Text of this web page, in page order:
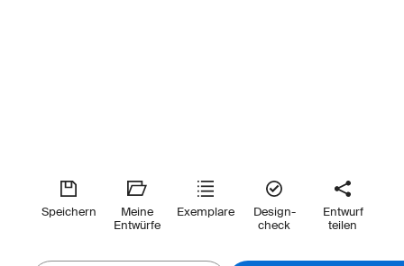
Speichern
Meine
Entwürfe
Exemplare
Design-
check
Entwurf
teilen